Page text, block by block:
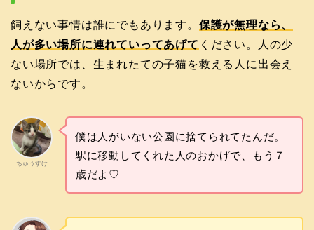
飼えない事情は誰にでもあります。 保護が無理なら、
人が多い場所に連れていってあげて ください。人の少
ない場所では、生まれたての子猫を救える人に出会え
ないからです。
ちゅうすけ
僕は人がいない公園に捨てられてたんだ。
駅に移動してくれた人のおかげで、もう７
歳だよ♡